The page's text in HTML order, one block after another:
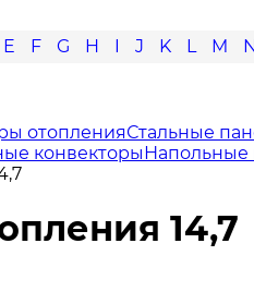
E F G H I J K L M
отопленияСтальные
конвекторыНапольные
14,7